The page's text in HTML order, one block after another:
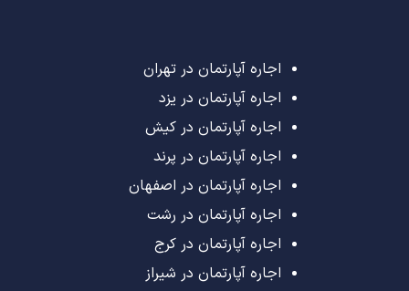
اجاره آپارتمان در تهران
اجاره آپارتمان در یزد
اجاره آپارتمان در کیش
اجاره آپارتمان در پرند
اجاره آپارتمان در اصفهان
اجاره آپارتمان در رشت
اجاره آپارتمان در کرج
اجاره آپارتمان در شیراز